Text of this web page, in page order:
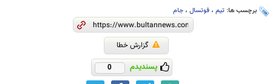
برچسب ها: تیم ، فوتسال ، جام
گزارش خطا
پسندیدم 0